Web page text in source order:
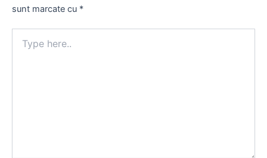
sunt marcate cu *
here..